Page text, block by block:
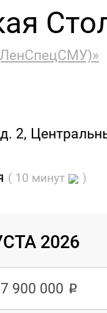
2,
( 10 минут )
2026
900 000